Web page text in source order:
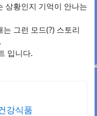
상황인지 기억이 안나는
그런 모드(?) 스토리
입니다.
강식품